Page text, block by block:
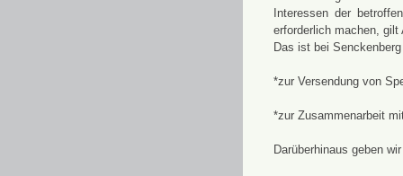
Interessen der
erforderlich machen,
Das ist bei
*zur Versendung von
*zur Zusammenarbeit
Darüberhinaus geben